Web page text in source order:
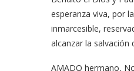
esperanza viva, por
inmarcesible,
alcanzar la
AMADO hermano,